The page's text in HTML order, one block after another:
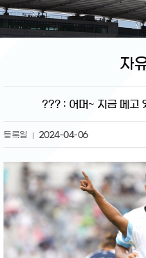
자
??? : 어머~ 지금 메고
등록일 2024-04-06